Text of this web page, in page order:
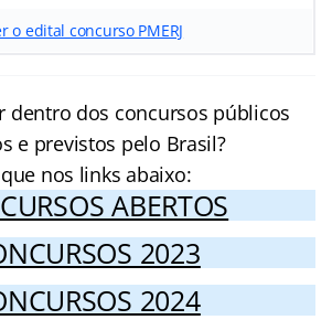
o edital concurso PMERJ
dentro dos concursos públicos
e previstos pelo Brasil?
nos links abaixo:
ABERTOS
2023
2024